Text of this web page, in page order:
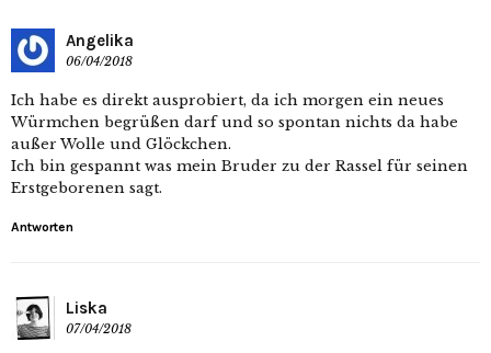
Angelika
06/04/2018
Ich habe es direkt ausprobiert, da ich morgen ein neues
Würmchen begrüßen darf und so spontan nichts da habe
außer Wolle und Glöckchen.
Ich bin gespannt was mein Bruder zu der Rassel für seinen
Erstgeborenen sagt.
Antworten
Liska
07/04/2018